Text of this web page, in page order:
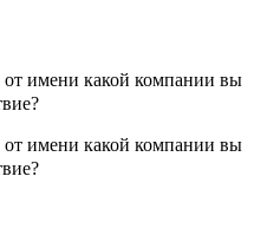
имени какой компании вы
имени какой компании вы